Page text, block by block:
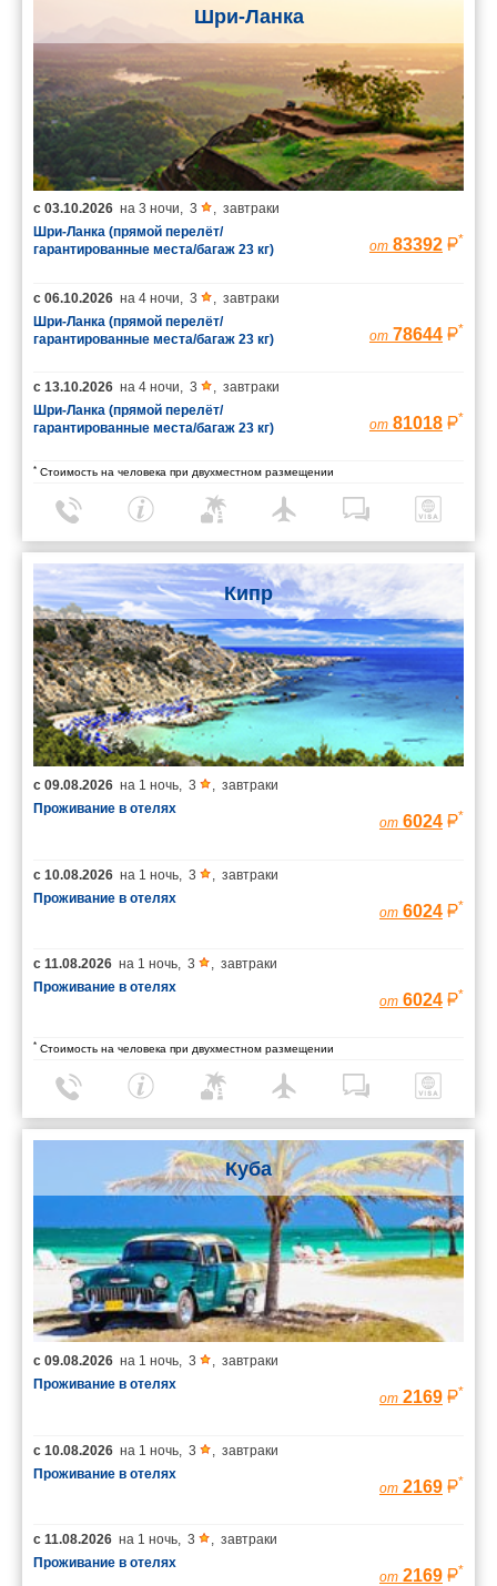
Шри-Ланка
с 03.10.2026 на 3 ночи, 3 , завтраки
Шри-Ланка (прямой перелёт/
гарантированные места/багаж 23 кг)
от 83392 *
с 06.10.2026 на 4 ночи, 3 , завтраки
Шри-Ланка (прямой перелёт/
гарантированные места/багаж 23 кг)
от 78644 *
с 13.10.2026 на 4 ночи, 3 , завтраки
Шри-Ланка (прямой перелёт/
гарантированные места/багаж 23 кг)
от 81018 *
* Стоимость на человека при двухместном размещении
Кипр
с 09.08.2026 на 1 ночь 3
завтраки
Проживание в отелях
от 6024 *
с 10.08.2026 на 1 ночь 3
завтраки
Проживание в отелях
от 6024 *
с 11.08.2026 на 1 ночь 3
завтраки
Проживание в отелях
от 6024 *
* Стоимость на человека при двухместном размещении
Куба
с 09.08.2026 на 1 ночь 3
завтраки
Проживание в отелях
от 2169 *
с 10.08.2026 на 1 ночь 3
завтраки
Проживание в отелях
от 2169 *
с 11.08.2026 на 1 ночь 3
завтраки
Проживание в отелях
от 2169 *